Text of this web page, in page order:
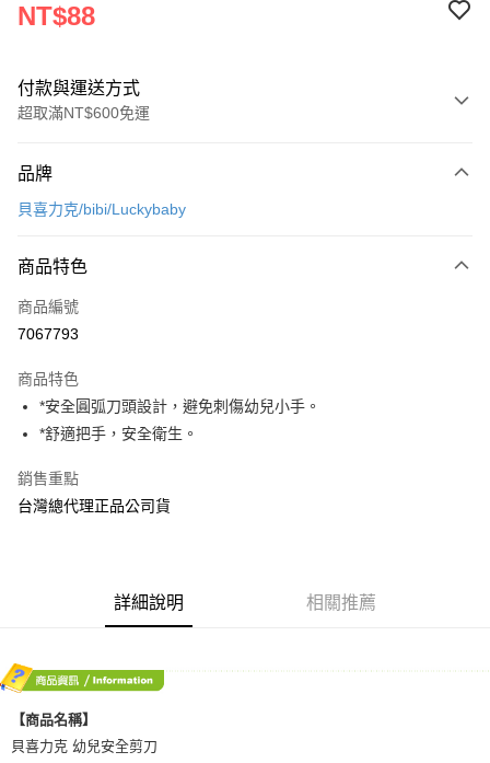
NT$88
付款與運送方式
超取滿NT$600免運
信用卡一次付款
LINE Pay
Apple Pay
悠遊付
AFTEE先享後付
【關於「AFTEE先享後付」】
AFTEE先享後付是「在收到商品之後才付款」的支付方式。 讓您購物簡單
２．訂單成立數日內，您將收到繳費通知簡訊。
ATM／網路銀行／等多元方式進行付款，方視為交易完成。
※ 請注意：結帳手續完成當下不需立刻繳費，但若您需要取消訂單，請聯絡
購買商品的店家。未經商家同意取消之訂單仍視為有效，需透過AFTEE先享
ATM付款
每筆NT$70，滿NT$600(含以上)免運費
每筆NT$70，滿NT$600(含以上)免運費
宅配
每筆NT$80，滿NT$600(含以上)免運費
品牌
貝喜力克/bibi/Luckybaby
商品特色
商品編號
7067793
商品特色
*安全圓弧刀頭設計，避免刺傷幼兒小手。
*舒適把手，安全衛生。
銷售重點
台灣總代理正品公司貨
詳細說明 相關推薦
【商品名稱】
貝喜力克 幼兒安全剪刀